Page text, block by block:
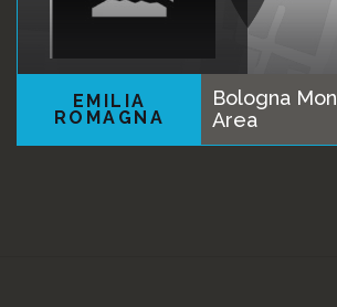
EMILIA
ROMAGNA
Bologna
Area